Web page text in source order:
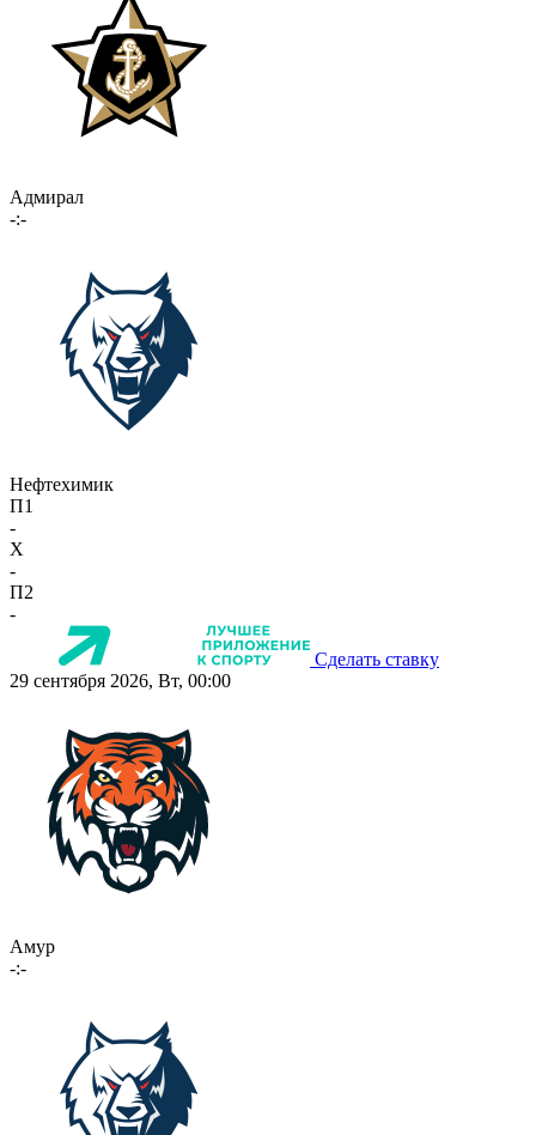
Адмирал
-:-
Нефтехимик
П1
-
X
-
П2
-
Сделать ставку
29 сентября 2026, Вт, 00:00
Амур
-:-